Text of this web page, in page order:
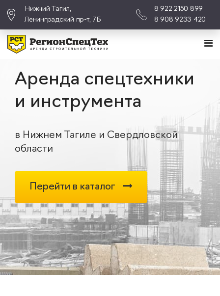
Нижний Тагил,
Ленинградский пр-т, 7Б
8 922 2150 899
8 908 9233 420
Аренда спецтехники
и инструмента
в Нижнем Тагиле и Свердловской
области
Перейти в каталог